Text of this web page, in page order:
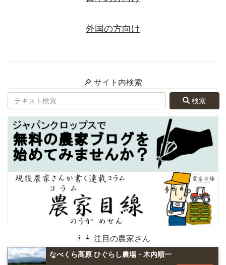
外国の方向け
🔎 サイト内検索
検索
👨👩 注目の農家さん
なべくら高原 ひぐらし農場・木内順一